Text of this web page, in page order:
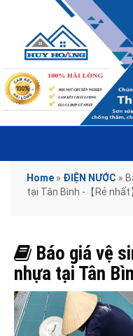
Home » ĐIỆN NƯỚC »
tại Tân Bình -【Rẻ nhất
Báo giá vệ
nhựa tại Tân